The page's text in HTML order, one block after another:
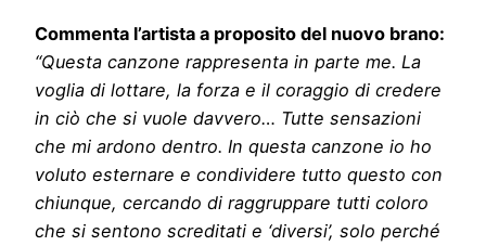
Commenta l’artista a proposito del nuovo brano:
“Questa canzone rappresenta in parte me. La
voglia di lottare, la forza e il coraggio di credere
in ciò che si vuole davvero… Tutte sensazioni
che mi ardono dentro. In questa canzone io ho
voluto esternare e condividere tutto questo con
chiunque, cercando di raggruppare tutti coloro
che si sentono screditati e ‘diversi’, solo perché